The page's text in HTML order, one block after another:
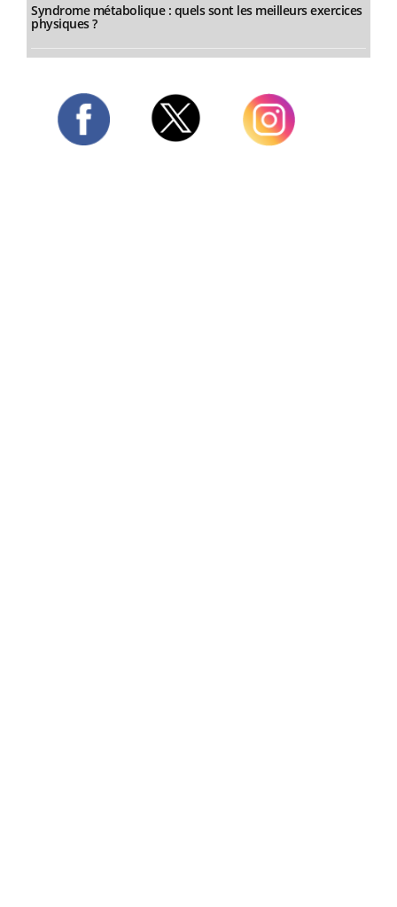
Syndrome métabolique : quels sont les meilleurs exercices
physiques ?